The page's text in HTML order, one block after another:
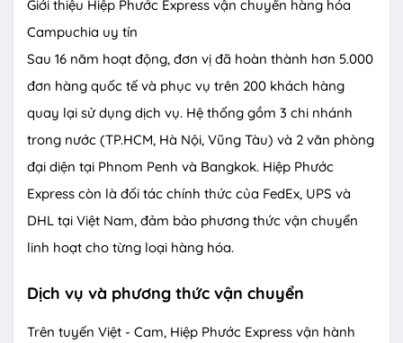
Giới thiệu Hiệp Phước Express vận chuyển hàng hóa
Campuchia uy tín
Sau 16 năm hoạt động, đơn vị đã hoàn thành hơn 5.000
đơn hàng quốc tế và phục vụ trên 200 khách hàng
quay lại sử dụng dịch vụ. Hệ thống gồm 3 chi nhánh
trong nước (TP.HCM, Hà Nội, Vũng Tàu) và 2 văn phòng
đại diện tại Phnom Penh và Bangkok. Hiệp Phước
Express còn là đối tác chính thức của FedEx, UPS và
DHL tại Việt Nam, đảm bảo phương thức vận chuyển
linh hoạt cho từng loại hàng hóa.
Dịch vụ và phương thức vận chuyển
Trên tuyến Việt - Cam, Hiệp Phước Express vận hành